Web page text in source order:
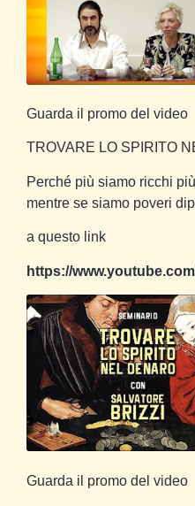
Guarda il promo del video
TROVARE LO SPIRITO
Perché più siamo ricchi
mentre se siamo poveri
a questo link
https://
Guarda il promo del video